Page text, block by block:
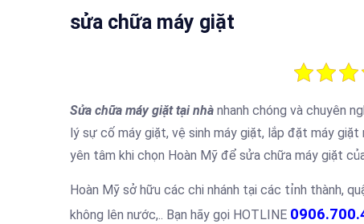
sửa chữa máy giặt
Sửa chữa máy giặt tại nhà nhanh chóng và chuyên
lý sự cố máy giặt, vệ sinh máy giặt, lắp đặt máy
yên tâm khi chọn Hoàn Mỹ để sửa chữa máy giặt
Hoàn Mỹ sở hữu các chi nhánh tại các tỉnh thành,
không lên nước,.. Bạn hãy gọi HOTLINE